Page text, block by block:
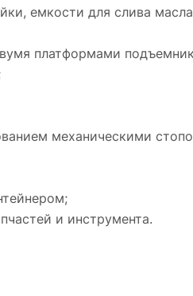
емкости для слива
платформами
механическими
и инструмента.